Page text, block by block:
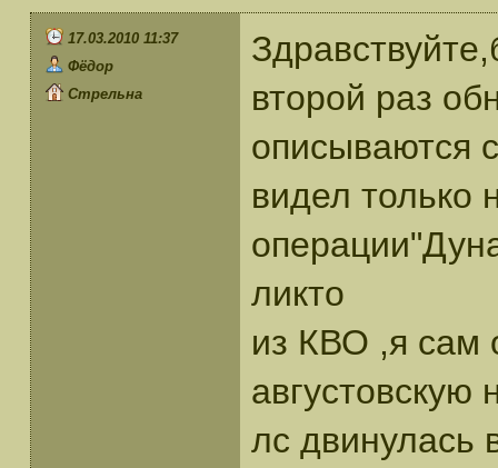
17.03.2010 11:37
Фёдор
Стрельна
второй раз
описываются
видел только
ликто
из КВО ,я сам
августовскую
лс двинулась